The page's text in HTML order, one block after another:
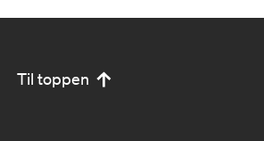
Til toppen